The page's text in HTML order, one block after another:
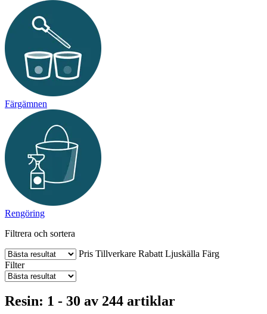
Färgämnen
Rengöring
Filtrera och sortera
Pris Tillverkare Rabatt Ljuskälla Färg
Filter
Resin: 1 - 30 av 244 artiklar